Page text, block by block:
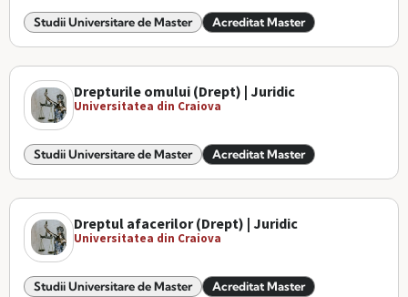
Studii Universitare de Master Acreditat Master
Drepturile omului (Drept) | Juridic
Universitatea din Craiova
Studii Universitare de Master Acreditat Master
Dreptul afacerilor (Drept) | Juridic
Universitatea din Craiova
Studii Universitare de Master Acreditat Master